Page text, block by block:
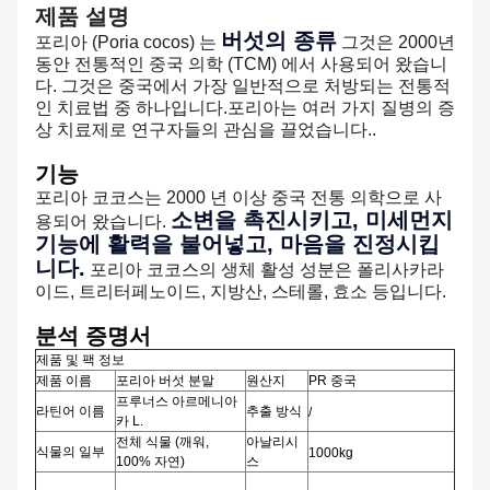
제품 설명
포리아 (Poria cocos) 는 버섯의 종류 그것은 2000년
동안 전통적인 중국 의학 (TCM) 에서 사용되어 왔습니
다. 그것은 중국에서 가장 일반적으로 처방되는 전통적
인 치료법 중 하나입니다.포리아는 여러 가지 질병의 증
상 치료제로 연구자들의 관심을 끌었습니다..
기능
포리아 코코스는 2000 년 이상 중국 전통 의학으로 사
용되어 왔습니다. 소변을 촉진시키고, 미세먼지
기능에 활력을 불어넣고, 마음을 진정시킵
니다. 포리아 코코스의 생체 활성 성분은 폴리사카라
이드, 트리터페노이드, 지방산, 스테롤, 효소 등입니다.
분석 증명서
제품 및 팩 정보
제품 이름
포리아 버섯 분말 원산지
PR 중국
라틴어 이름
프루너스 아르메니아
카 L.
추출 방식 /
식물의 일부
전체 식물 (깨워,
100% 자연)
아날리시
스
1000kg